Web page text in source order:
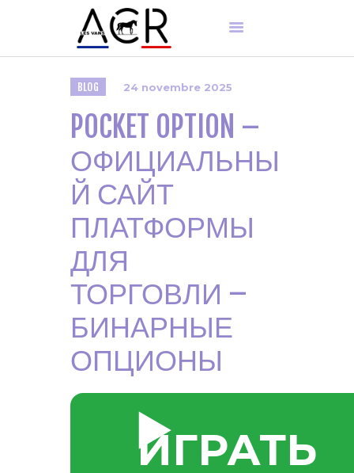
PRÉSENTATION
NOS PRODUITS
ENTRETIEN
PIÈCES DÉTACHÉES
FR
BLOG 24 novembre 2025
POCKET OPTION –
ОФИЦИАЛЬНЫ
Й САЙТ
ПЛАТФОРМЫ
ДЛЯ
ТОРГОВЛИ –
БИНАРНЫЕ
ОПЦИОНЫ
▶️
ИГРАТЬ